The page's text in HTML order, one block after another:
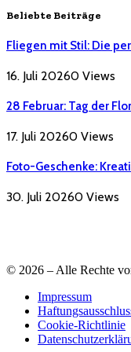
Beliebte Beiträge
Fliegen mit Stil: Die
16. Juli 20260 Views
28 Februar: Tag der
17. Juli 20260 Views
Foto-Geschenke:
30. Juli 20260 Views
© 2026 – Alle Rechte
Impressum
Cookie-Richtlinie